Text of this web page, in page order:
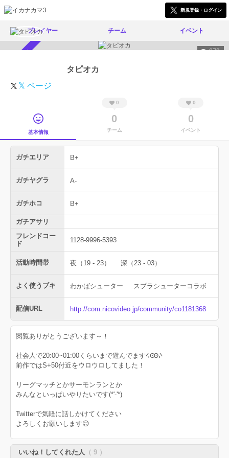
新規登録・ログイン
プレイヤー チーム イベント
670
タピオカ
𝕏 ページ
基本情報
0
0
チーム
0
0
イベント
ガチエリア B+
ガチヤグラ A-
ガチホコ B+
ガチアサリ
フレンドコー
ド
1128-9996-5393
活動時間帯 夜（19 - 23） 深（23 - 03）
よく使うブキ わかばシューター スプラシューターコラボ
配信URL http://com.nicovideo.jp/community/co1181368
閲覧ありがとうございます～！
社会人で20:00~01:00くらいまで遊んでますᔦꙬᔨ
前作ではS+50付近をウロウロしてました！
リーグマッチとかサーモンランとか
みんなといっぱいやりたいです(*'-'*)
Twitterで気軽に話しかけてください
よろしくお願いします😊
いいね！してくれた人 （ 9 ）